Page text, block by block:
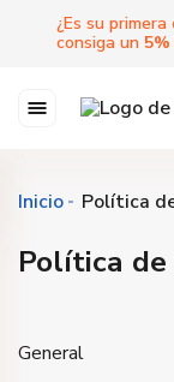
¿Es su
consiga un 5%
Inicio Política
Política
General